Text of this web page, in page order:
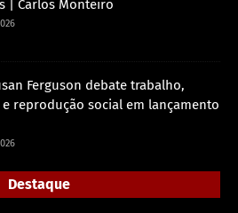
| Carlos Monteiro
Ferguson debate trabalho,
reprodução social em lançamento
Destaque